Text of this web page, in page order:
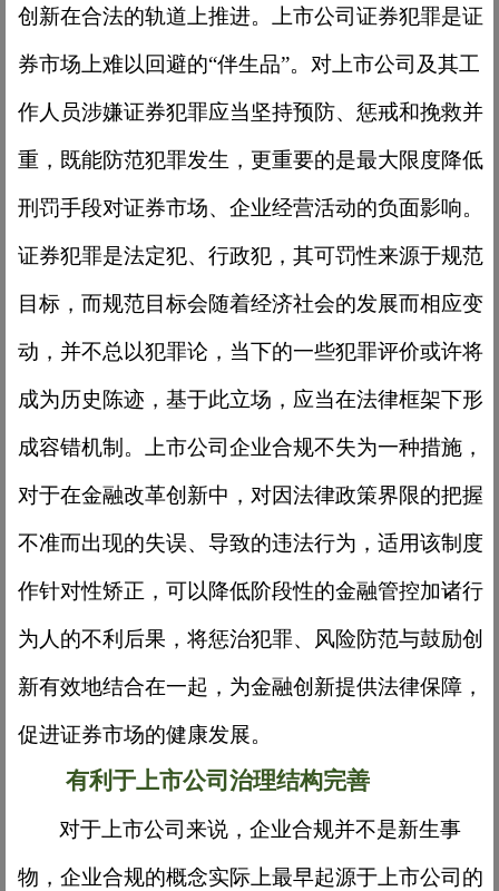
创新在合法的轨道上推进。上市公司证券犯罪是证
券市场上难以回避的“伴生品”。对上市公司及其工
作人员涉嫌证券犯罪应当坚持预防、惩戒和挽救并
重，既能防范犯罪发生，更重要的是最大限度降低
刑罚手段对证券市场、企业经营活动的负面影响。
证券犯罪是法定犯、行政犯，其可罚性来源于规范
目标，而规范目标会随着经济社会的发展而相应变
动，并不总以犯罪论，当下的一些犯罪评价或许将
成为历史陈迹，基于此立场，应当在法律框架下形
成容错机制。上市公司企业合规不失为一种措施，
对于在金融改革创新中，对因法律政策界限的把握
不准而出现的失误、导致的违法行为，适用该制度
作针对性矫正，可以降低阶段性的金融管控加诸行
为人的不利后果，将惩治犯罪、风险防范与鼓励创
新有效地结合在一起，为金融创新提供法律保障，
促进证券市场的健康发展。
有利于上市公司治理结构完善
对于上市公司来说，企业合规并不是新生事
物，企业合规的概念实际上最早起源于上市公司的